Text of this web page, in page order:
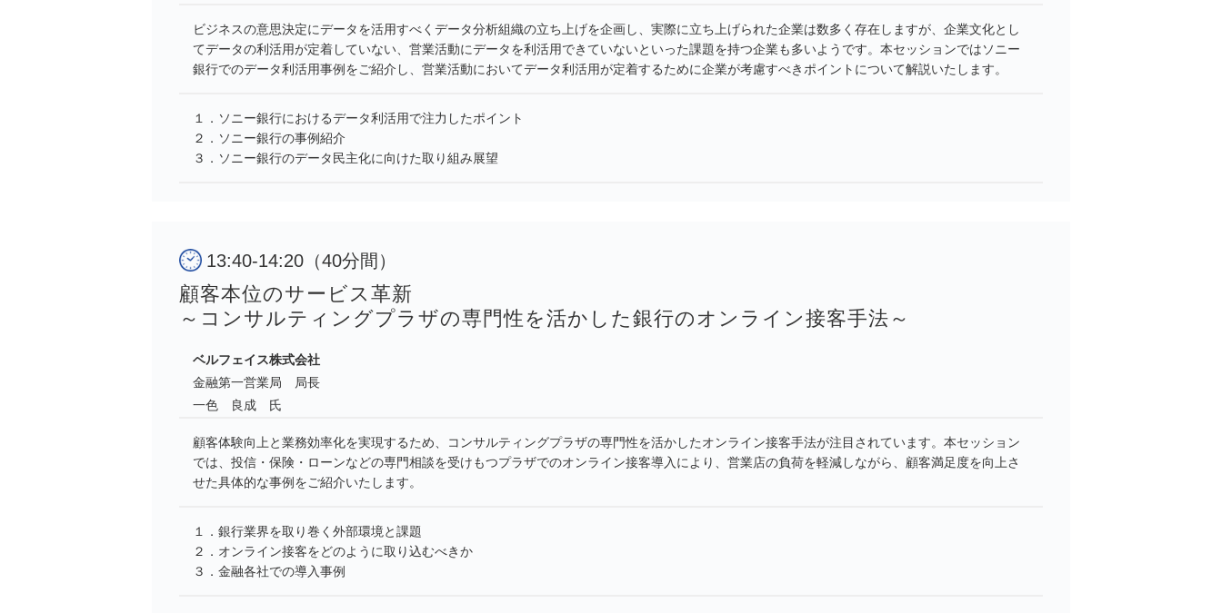
ビジネスの意思決定にデータを活用すべくデータ分析組織の立ち上げを企画し、実際に立ち上げられた企業は数多く存在しますが、企業文化とし
てデータの利活用が定着していない、営業活動にデータを利活用できていないといった課題を持つ企業も多いようです。本セッションではソニー
銀行でのデータ利活用事例をご紹介し、営業活動においてデータ利活用が定着するために企業が考慮すべきポイントについて解説いたします。
１．ソニー銀行におけるデータ利活用で注力したポイント
２．ソニー銀行の事例紹介
３．ソニー銀行のデータ民主化に向けた取り組み展望
13:40-14:20（40分間）
顧客本位のサービス革新
～コンサルティングプラザの専門性を活かした銀行のオンライン接客手法～
ベルフェイス株式会社
金融第一営業局 局長
一色 良成 氏
顧客体験向上と業務効率化を実現するため、コンサルティングプラザの専門性を活かしたオンライン接客手法が注目されています。本セッション
では、投信・保険・ローンなどの専門相談を受けもつプラザでのオンライン接客導入により、営業店の負荷を軽減しながら、顧客満足度を向上さ
せた具体的な事例をご紹介いたします。
１．銀行業界を取り巻く外部環境と課題
２．オンライン接客をどのように取り込むべきか
３．金融各社での導入事例